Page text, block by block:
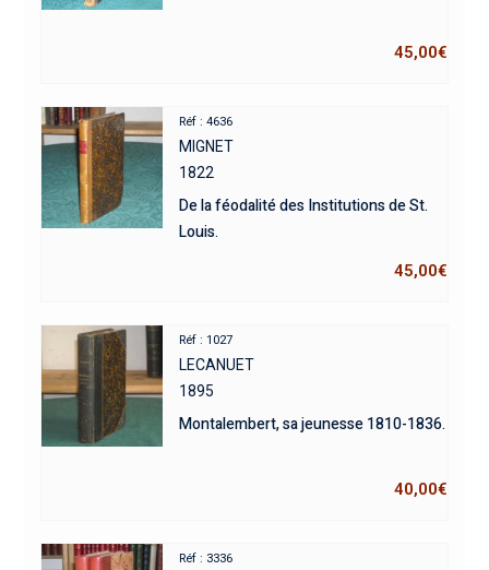
45,00€
Réf : 4636
MIGNET
1822
De la féodalité des Institutions de St.
Louis.
45,00€
Réf : 1027
LECANUET
1895
Montalembert, sa jeunesse 1810-1836.
40,00€
Réf : 3336